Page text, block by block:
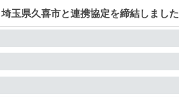
玉県久喜市と連携協定を締結しました